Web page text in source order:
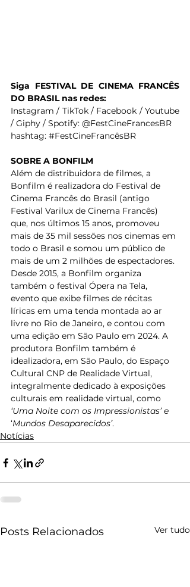
Siga FESTIVAL DE CINEMA FRANCÊS
DO BRASIL nas redes:
Instagram / TikTok / Facebook / Youtube
/ Giphy / Spotify: @FestCineFrancesBR
hashtag: #FestCineFrancêsBR
SOBRE A BONFILM
Além de distribuidora de filmes, a
Bonfilm é realizadora do Festival de
Cinema Francês do Brasil (antigo
Festival Varilux de Cinema Francês)
que, nos últimos 15 anos, promoveu
mais de 35 mil sessões nos cinemas em
todo o Brasil e somou um público de
mais de um 2 milhões de espectadores.
Desde 2015, a Bonfilm organiza
também o festival Ópera na Tela,
evento que exibe filmes de récitas
líricas em uma tenda montada ao ar
livre no Rio de Janeiro, e contou com
uma edição em São Paulo em 2024. A
produtora Bonfilm também é
idealizadora, em São Paulo, do Espaço
Cultural CNP de Realidade Virtual,
integralmente dedicado à exposições
culturais em realidade virtual, como
‘Uma Noite com os Impressionistas’ e
‘Mundos Desaparecidos’.
Notícias
Posts Relacionados Ver tudo